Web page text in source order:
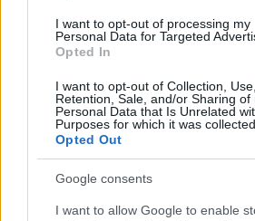
I want to opt-out of processing my
Personal Data for Targeted
Opted In
I want to opt-out of Collection, Use,
Retention, Sale, and/or Sharing of
Personal Data that Is Unrelated
Purposes for which it was collected.
Opted Out
Google consents
I want to allow Google to enable